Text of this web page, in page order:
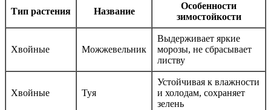
Тип растения Название
Особенности
зимостойкости
Хвойные Можжевельник
Выдерживает яркие
морозы, не сбрасывает
листву
Хвойные Туя
Устойчивая к влажности
и холодам, сохраняет
зелень